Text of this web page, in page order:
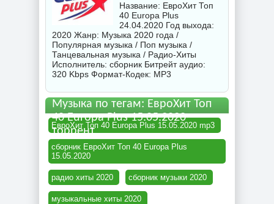
Название: ЕвроХит Топ
40 Europa Plus
24.04.2020 Год выхода:
2020 Жанр: Музыка 2020 года /
Популярная музыка / Поп музыка /
Танцевальная музыка / Радио-Хиты
Исполнитель: сборник Битрейт аудио:
320 Kbps Формат-Кодек: MP3
Музыка по тегам: ЕвроХит Топ
40 Europa Plus 15.05.2020
торрент
ЕвроХит Топ 40 Europa Plus 15.05.2020 mp3
сборник ЕвроХит Топ 40 Europa Plus
15.05.2020
радио хиты 2020 сборник музыки 2020
музыкальные хиты 2020